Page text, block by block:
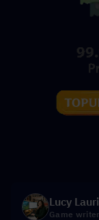
Lucy
Game writer